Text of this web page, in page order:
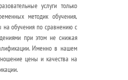
услуги только
методик обучения,
на обучения по сравнению с
при этом не снижая
Именно в нашем
цены и качества на